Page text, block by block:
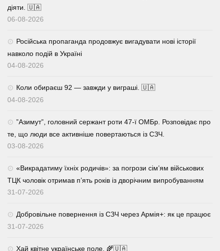
діяти. 🇺🇦
06-08-2026
Російська пропаганда продовжує вигадувати нові історії
навколо подій в Україні
04-08-2026
Коли обираєш 92 — завжди у виграші. 🇺🇦
04-08-2026
⁨”Азимут”, головний сержант роти 47-ї ОМБр. Розповідає про
те, що люди все активніше повертаються із СЗЧ.
03-08-2026
«Викрадатиму їхніх родичів»: за погрози сім’ям військових
ТЦК чоловік отримав п’ять років із дворічним випробуванням
31-07-2026
Добровільне повернення із СЗЧ через Армія+: як це працює
31-07-2026
Хай квітне українське поле. 🌾🇺🇦